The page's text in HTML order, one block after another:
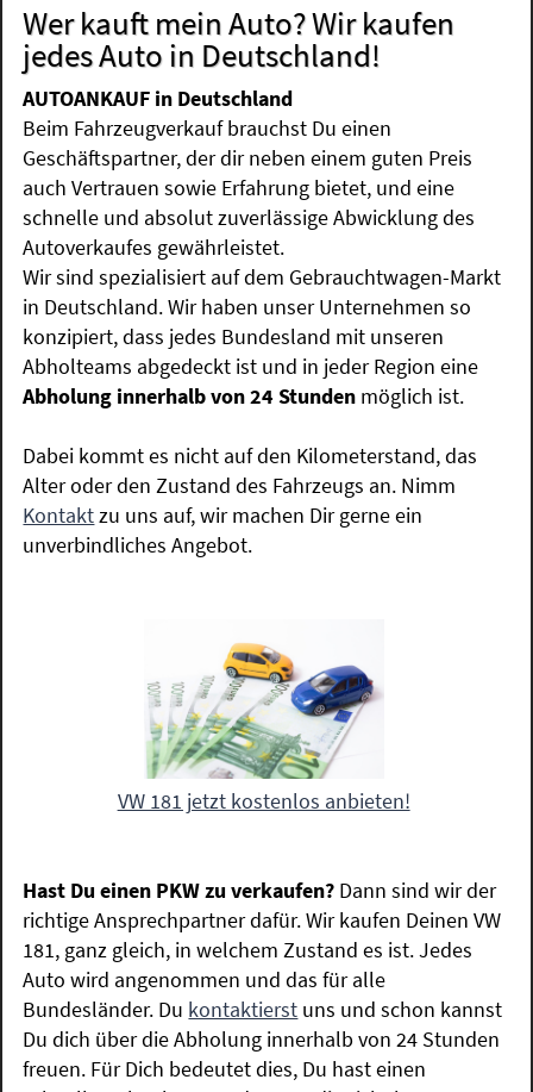
Wer kauft mein Auto? Wir kaufen
jedes Auto in Deutschland!
AUTOANKAUF in Deutschland
Beim Fahrzeugverkauf brauchst Du einen
Geschäftspartner, der dir neben einem guten Preis
auch Vertrauen sowie Erfahrung bietet, und eine
schnelle und absolut zuverlässige Abwicklung des
Autoverkaufes gewährleistet.
Wir sind spezialisiert auf dem Gebrauchtwagen-Markt
in Deutschland. Wir haben unser Unternehmen so
konzipiert, dass jedes Bundesland mit unseren
Abholteams abgedeckt ist und in jeder Region eine
Abholung innerhalb von 24 Stunden möglich ist.
Dabei kommt es nicht auf den Kilometerstand, das
Alter oder den Zustand des Fahrzeugs an. Nimm
Kontaktzu uns auf, wir machen Dir gerne ein
unverbindliches Angebot.
VW 181 jetzt kostenlos anbieten!
Hast Du einen PKW zu verkaufen? Dann sind wir der
richtige Ansprechpartner dafür. Wir kaufen Deinen VW
181, ganz gleich, in welchem Zustand es ist. Jedes
Auto wird angenommen und das für alle
Bundesländer. Du kontaktierst uns und schon kannst
Du dich über die Abholung innerhalb von 24 Stunden
freuen. Für Dich bedeutet dies, Du hast einen